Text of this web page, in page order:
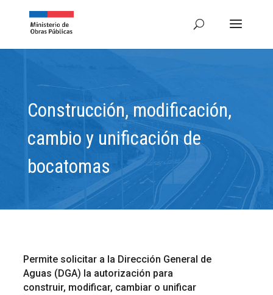
Construcción, modificación,
cambio y unificación de
bocatomas
Permite solicitar a la Dirección General de
Aguas (DGA) la autorización para
construir, modificar, cambiar o unificar